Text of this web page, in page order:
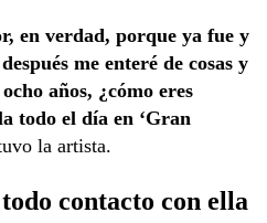
en verdad, porque ya fue y
me enteré de cosas y
años, ¿cómo eres
todo el día en ‘Gran
la artista.
contacto con ella